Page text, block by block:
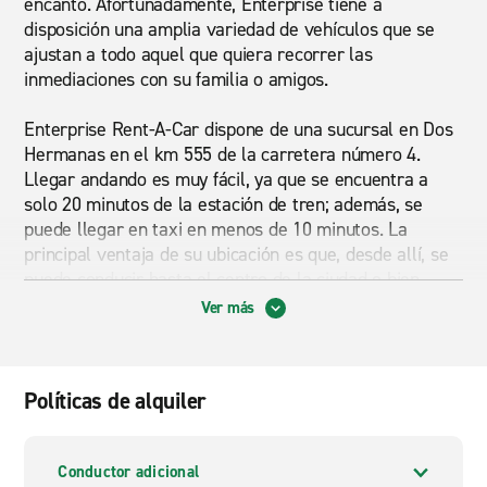
disposición una amplia variedad de vehículos que se
ajustan a todo aquel que quiera recorrer las
inmediaciones con su familia o amigos.
Enterprise Rent-A-Car dispone de una sucursal en Dos
Hermanas en el km 555 de la carretera número 4.
Llegar andando es muy fácil, ya que se encuentra a
solo 20 minutos de la estación de tren; además, se
puede llegar en taxi en menos de 10 minutos. La
principal ventaja de su ubicación es que, desde allí, se
puede conducir hasta el centro de la ciudad o bien
seguir por la carretera hacia las proximidades.
mudanzas, sustituir un coche averiado o, simplemente,
para programar el alquiler de un coche o una
Ver más
Políticas de alquiler
Conductor adicional